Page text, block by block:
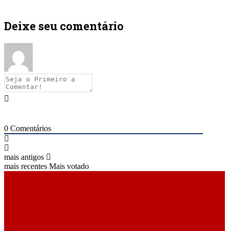
Deixe seu comentário
0 Comentários
mais antigos
mais recentes Mais votado